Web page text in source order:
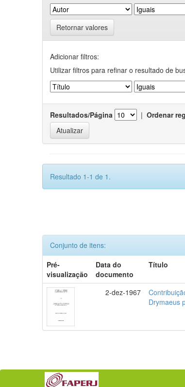
Retornar valores
Adicionar filtros:
Utilizar filtros para refinar o resultado de
Resultados/Página | Ordenar
Resultado 1-1 de 1.
Conjunto de itens:
Pré-
visualização
Data do
documento
Título
2-dez-1967
Drymaeus